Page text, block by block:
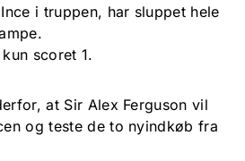
i truppen, har sluppet hele
scoret 1.
at Sir Alex Ferguson vil
og teste de to nyindkøb fra